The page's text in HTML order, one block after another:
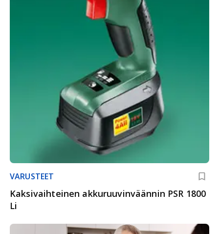
VARUSTEET
Kaksivaihteinen akkuruuvinväännin PSR 1800
Li